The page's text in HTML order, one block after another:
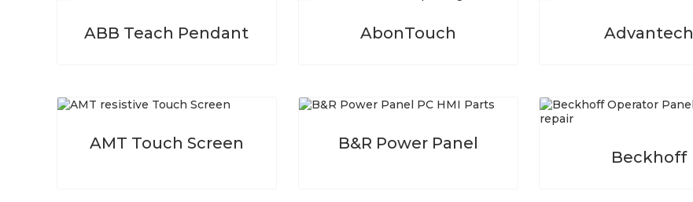
ABB Teach Pendant AbonTouch Advantech
AMT Touch Screen B&R Power Panel
Beckhoff